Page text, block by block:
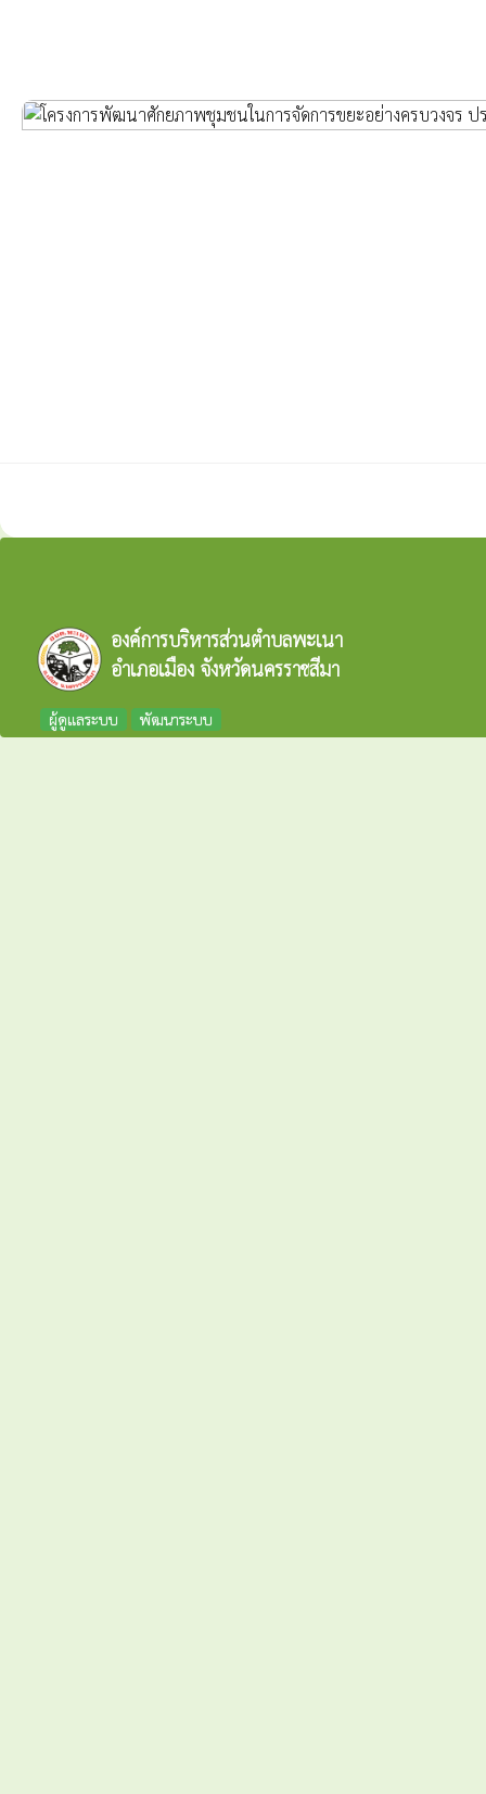
องค์การบริหารส่วนตำบลพะเนา
อำเภอเมือง จังหวัดนครราชสีมา
ผู้ดูแลระบบ พัฒนาระบบ